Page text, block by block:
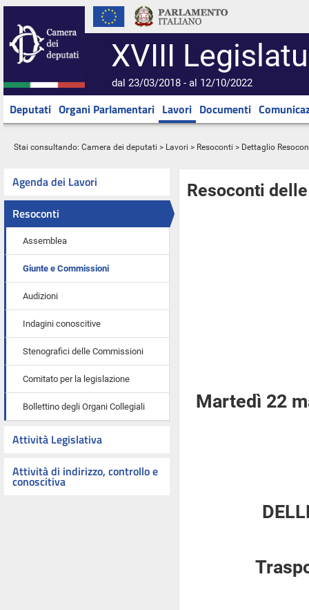
XVIII
dal 23/03/2018 - al 12/10/2022
Deputati Organi Parlamentari Lavori Documenti
Stai consultando: Camera dei deputati > Lavori > Resoconti > Dettaglio
Agenda dei Lavori
Resoconti
Assemblea
Giunte e Commissioni
Audizioni
Indagini conoscitive
Stenografici delle Commissioni
Comitato per la legislazione
Bollettino degli Organi Collegiali
Attività Legislativa
Attività di indirizzo, controllo e
conoscitiva
Resoconti
Martedì 22